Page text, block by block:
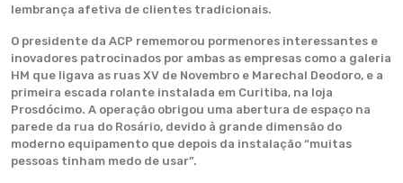
lembrança afetiva de clientes tradicionais.
O presidente da ACP rememorou pormenores interessantes e
inovadores patrocinados por ambas as empresas como a galeria
HM que ligava as ruas XV de Novembro e Marechal Deodoro, e a
primeira escada rolante instalada em Curitiba, na loja
Prosdócimo. A operação obrigou uma abertura de espaço na
parede da rua do Rosário, devido à grande dimensão do
moderno equipamento que depois da instalação “muitas
pessoas tinham medo de usar”.